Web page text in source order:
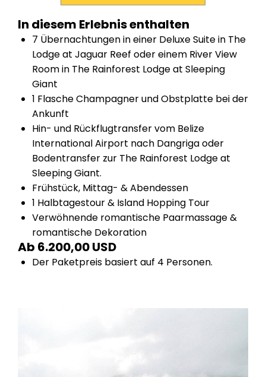
In diesem Erlebnis enthalten
7 Übernachtungen in einer Deluxe Suitein The
Lodge at Jaguar Reef oder einem River View
Roomin The Rainforest Lodge at Sleeping
Giant
1 Flasche Champagner und Obstplatte bei der
Ankunft
Hin- und Rückflugtransfer vom Belize
International Airport nach Dangriga oder
Bodentransfer zur The Rainforest Lodge at
Sleeping Giant.
Frühstück, Mittag- & Abendessen
1 Halbtagestour & Island Hopping Tour
Verwöhnende romantische Paarmassage &
romantische Dekoration
Ab 6.200,00 USD
Der Paketpreis basiert auf 4 Personen.